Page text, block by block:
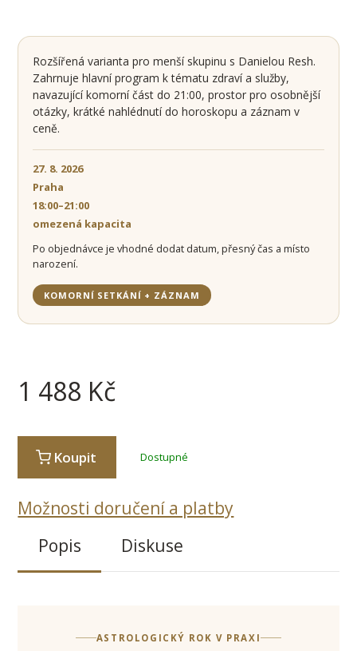
Rozšířená varianta pro menší skupinu s Danielou Resh.
Zahrnuje hlavní program k tématu zdraví a služby,
navazující komorní část do 21:00, prostor pro osobnější
otázky, krátké nahlédnutí do horoskopu a záznam v
ceně.
27. 8. 2026
Praha
18:00–21:00
omezená kapacita
Po objednávce je vhodné dodat datum, přesný čas a místo
narození.
KOMORNÍ SETKÁNÍ + ZÁZNAM
1 488 Kč
Koupit Dostupné
Možnosti doručení a platby
Popis
Diskuse
ASTROLOGICKÝ ROK V PRAXI